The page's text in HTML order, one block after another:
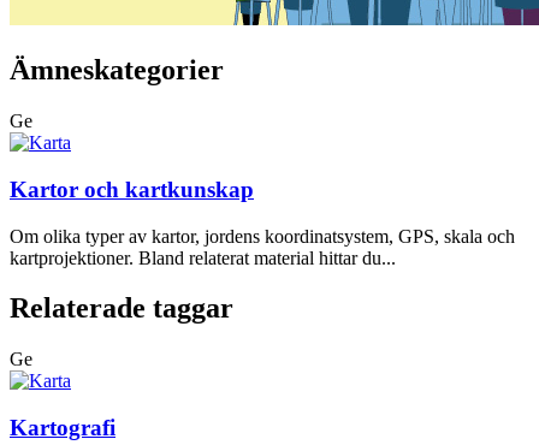
Ämneskategorier
Ge
Kartor och kartkunskap
Om olika typer av kartor, jordens koordinatsystem, GPS, skala och
kartprojektioner. Bland relaterat material hittar du...
Relaterade taggar
Ge
Kartografi